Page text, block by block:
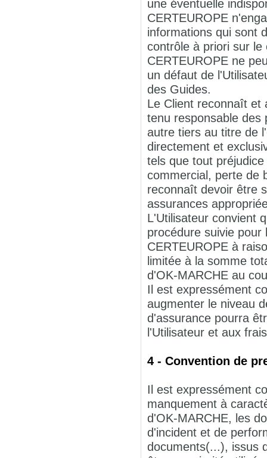
une éventuelle
CERTEUROPE
informations qui sont
contrôle à priori sur
CERTEUROPE ne
un défaut de
des Guides.
Le Client reconnaît et
tenu responsable des
autre tiers au titre de
directement et
tels que tout
commercial, perte de
reconnaît devoir être
assurances
L'Utilisateur convient
procédure suivie
CERTEUROPE à
limitée à la somme
d'OK-MARCHE au
Il est expressément
augmenter le niveau
d'assurance pourra
l'Utilisateur et aux
4 - Convention de
Il est expressément
manquement à
d'OK-MARCHE, les
d'incident et de
documents(...), issus